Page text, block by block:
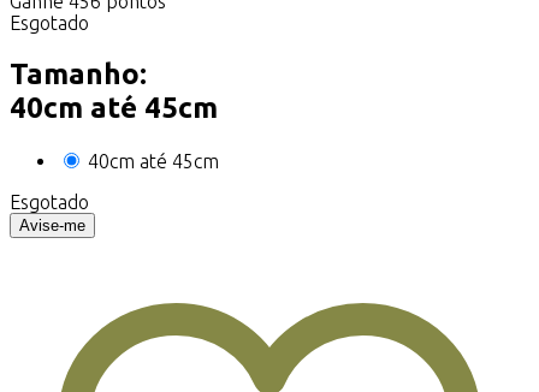
Esgotado
Tamanho:
40cm até 45cm
40cm até 45cm
Esgotado
Avise-me